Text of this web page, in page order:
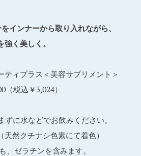
ンナーから取り入れながら、
く美しく。
ィプラス＜美容サプリメント＞
税込￥3,024）
ずに水などでお飲みください。
天然クチナシ色素にて着色）
、ゼラチンを含みます。